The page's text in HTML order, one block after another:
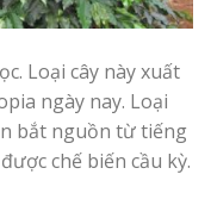
Loại cây này xuất
ngày nay. Loại
bắt nguồn từ tiếng
chế biến cầu kỳ.